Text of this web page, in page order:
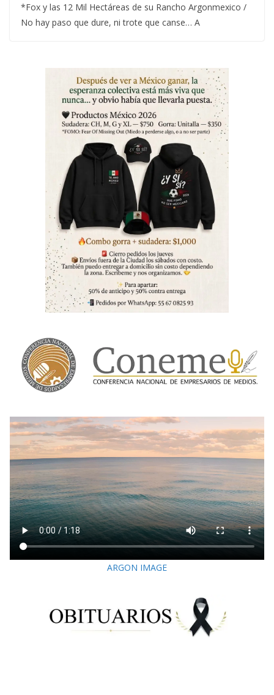
*Fox y las 12 Mil Hectáreas de su Rancho Argonmexico /
No hay paso que dure, ni trote que canse… A
ARGON IMAGE